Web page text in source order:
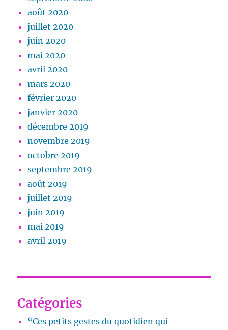
août 2020
juillet 2020
juin 2020
mai 2020
avril 2020
mars 2020
février 2020
janvier 2020
décembre 2019
novembre 2019
octobre 2019
septembre 2019
août 2019
juillet 2019
juin 2019
mai 2019
avril 2019
Catégories
“Ces petits gestes du quotidien qui